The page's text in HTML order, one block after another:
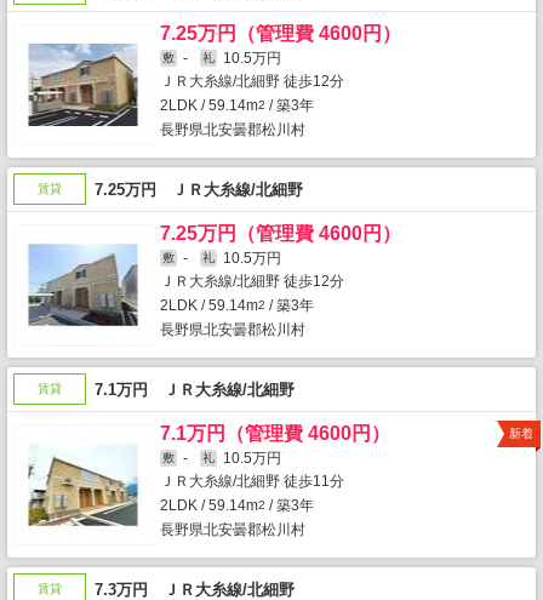
7.25万円（管理費 4600円）
敷 - 礼
10.5万円
ＪＲ大糸線/北細野 徒歩12分
2LDK / 59.14m2 / 築3年
長野県北安曇郡松川村
賃貸 7.25万円 ＪＲ大糸線/北細野
7.25万円（管理費 4600円）
敷 - 礼
10.5万円
ＪＲ大糸線/北細野 徒歩12分
2LDK / 59.14m2 / 築3年
長野県北安曇郡松川村
賃貸 7.1万円 ＪＲ大糸線/北細野
7.1万円（管理費 4600円）
敷 - 礼
10.5万円
ＪＲ大糸線/北細野 徒歩11分
2LDK / 59.14m2 / 築3年
長野県北安曇郡松川村
新着
賃貸 7.3万円 ＪＲ大糸線/北細野